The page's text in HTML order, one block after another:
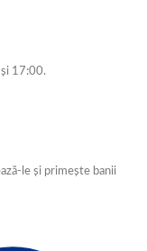
17:00.
le și primește banii